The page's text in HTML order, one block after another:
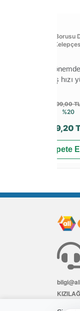
Soba Borusu
Son
sipariş hızı
99,00 TL
%20
79,20
Sepete